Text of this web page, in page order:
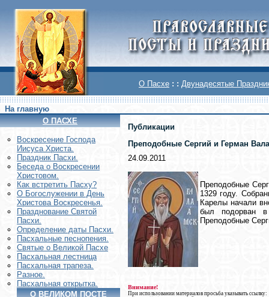
О Пасхе : : Двунадесятые
На главную
О ПАСХЕ
Воскреcение Господа
Иисуса Христа.
Праздник Пасхи.
Беседа о Воскресении
Христовом.
Как встретить Пасху?
О Богослужении в День
Христова Воскресенья.
Празднование Святой
Пасхи.
Определение даты Пасхи.
Пасхальные песнопения.
Святые о Великой Пасхе
Пасхальная лестница
Пасхальная трапеза.
Разное.
Пасхальная открытка.
О ВЕЛИКОМ ПОСТЕ
Публикации
Преподобные Сергий и Герман
24.09.2011
Преподобные
1329 году.
Карелы начали
был подорван
Преподобные
Внимание!
При использовании материалов просьба указывать ссылку: